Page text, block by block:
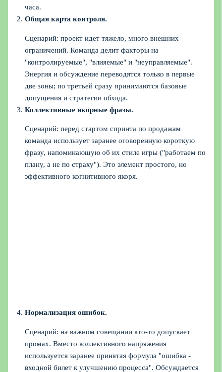
часа.
Общая карта контроля.
Сценарий: проект идет тяжело, много внешних
ограничений. Команда делит факторы на
"контролируемые", "влияемые" и "неуправляемые".
Энергия и обсуждение переводятся только в первые
две зоны; по третьей сразу принимаются базовые
допущения и стратегии обхода.
Коллективные якорные фразы.
Сценарий: перед стартом спринта по продажам
команда использует заранее оговоренную короткую
фразу, напоминающую об их стиле игры ("работаем по
плану, а не по страху"). Это элемент простого, но
эффективного когнитивного якоря.
Нормализация ошибок.
Сценарий: на важном совещании кто‑то допускает
промах. Вместо коллективного напряжения
используется заранее принятая формула "ошибка -
входной билет к улучшению процесса". Обсуждается